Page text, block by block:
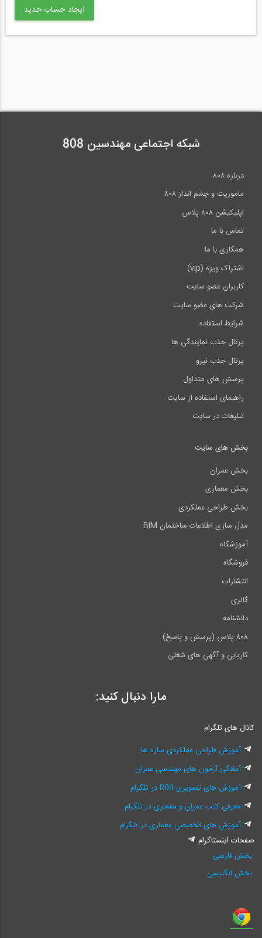
شبکه اجتماعی مهندسین 808
درباره ۸۰۸
ماموریت و چشم انداز ۸۰۸
اپلیکیشن ۸۰۸ پلاس
تماس با ما
همکاری با ما
اشتراک ویژه (vip)
کاربران عضو سایت
شرکت های عضو سایت
شرایط استفاده
پرتال جذب نمایندگی ها
پرتال جذب نیرو
پرسش های متداول
راهنمای استفاده از سایت
تبلیغات در سایت
بخش های سایت
بخش عمران
بخش معماری
بخش طراحی عملکردی
مدل سازی اطلاعات ساختمان BIM
آموزشگاه
فروشگاه
انتشارات
گالری
دانشنامه
۸۰۸ پلاس (پرسش و پاسخ)
کاریابی و آگهی های شغلی
مارا دنبال کنید:
کانال های تلگرام
آموزش طراحی عملکردی سازه ها
آمادگی آزمون های مهندسی عمران
آموزش های تصویری 808 در تلگرام
معرفی کتب عمران و معماری در تلگرام
آموزش های تخصصی معماری در تلگرام
صفحات اینستاگرام
بخش فارسی
بخش انگلیسی